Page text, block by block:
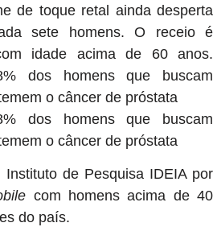
de toque retal ainda desperta
sete homens. O receio é
idade acima de 60 anos.
de Pesquisa IDEIA por
com homens acima de 40
do país.